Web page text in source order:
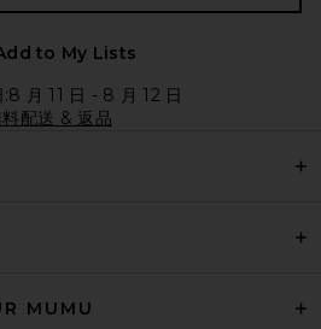
to My Lists
月 11 日 - 8 月 12 日
料配送 & 返品
MUMU